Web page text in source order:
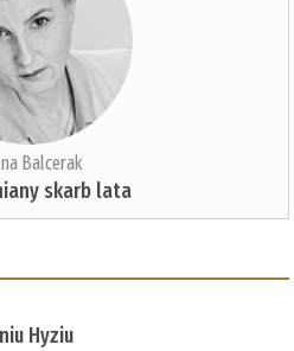
Balcerak
skarb lata
Hyziu